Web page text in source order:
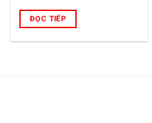
ĐỌC TIẾP